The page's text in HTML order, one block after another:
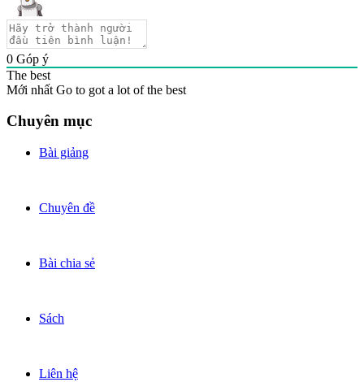
0 Góp ý
The best
Mới nhất Go to got a lot of the best
Chuyên mục
Bài giảng
Chuyên đề
Bài chia sẻ
Sách
Liên hệ